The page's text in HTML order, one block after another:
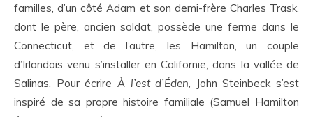
familles, d’un côté Adam et son demi-frère Charles Trask,
dont le père, ancien soldat, possède une ferme dans le
Connecticut, et de l’autre, les Hamilton, un couple
d’Irlandais venu s’installer en Californie, dans la vallée de
Salinas. Pour écrire À l’est d’Éden , John Steinbeck s’est
inspiré de sa propre histoire familiale (Samuel Hamilton